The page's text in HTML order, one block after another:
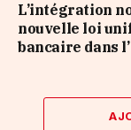
L’intégration
nouvelle loi
bancaire dans